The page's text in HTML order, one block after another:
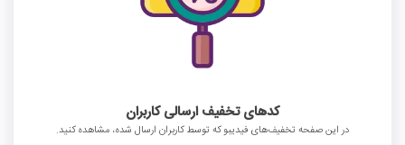
کدهای تخفیف ارسالی کاربران
در این صفحه تخفیف‌های فیدیبو که توسط کاربران ارسال شده، مشاهده کنید.